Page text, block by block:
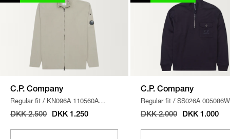
C.P. Company
Regular fit / KN096A 110560A
STRIK / SAND
DKK 2.500 DKK 1.250
C.P. Company
Regular fit / SS026A 005086W
SWEATSHIRT
/ NAVY
DKK 2.000 DKK 1.000